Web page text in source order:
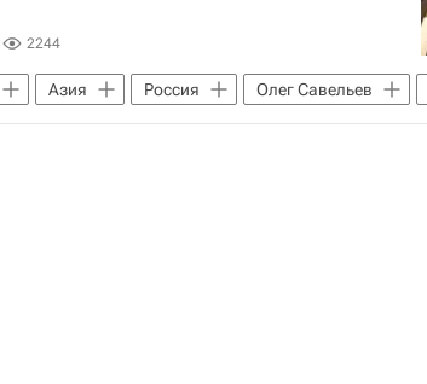
2244
Азия Россия Олег Савельев